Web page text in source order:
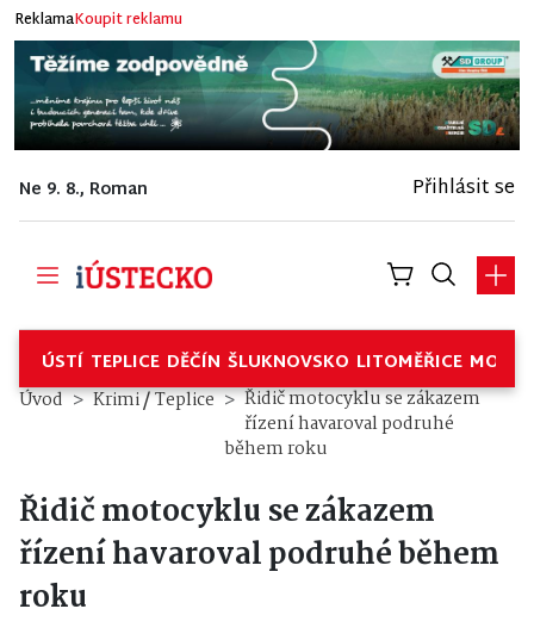
ReklamaKoupit reklamu
Ne 9. 8., Roman Přihlásit se
ÚSTÍ TEPLICE DĚČÍN ŠLUKNOVSKO LITOMĚŘICE
Úvod Krimi/Teplice
Řidič motocyklu se zákazem
řízení havaroval podruhé
během roku
Řidič motocyklu se zákazem
řízení havaroval podruhé během
roku